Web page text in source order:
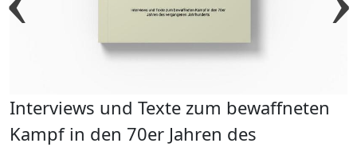
Interviews und Texte zum bewaffneten
Kampf in den 70er Jahren des